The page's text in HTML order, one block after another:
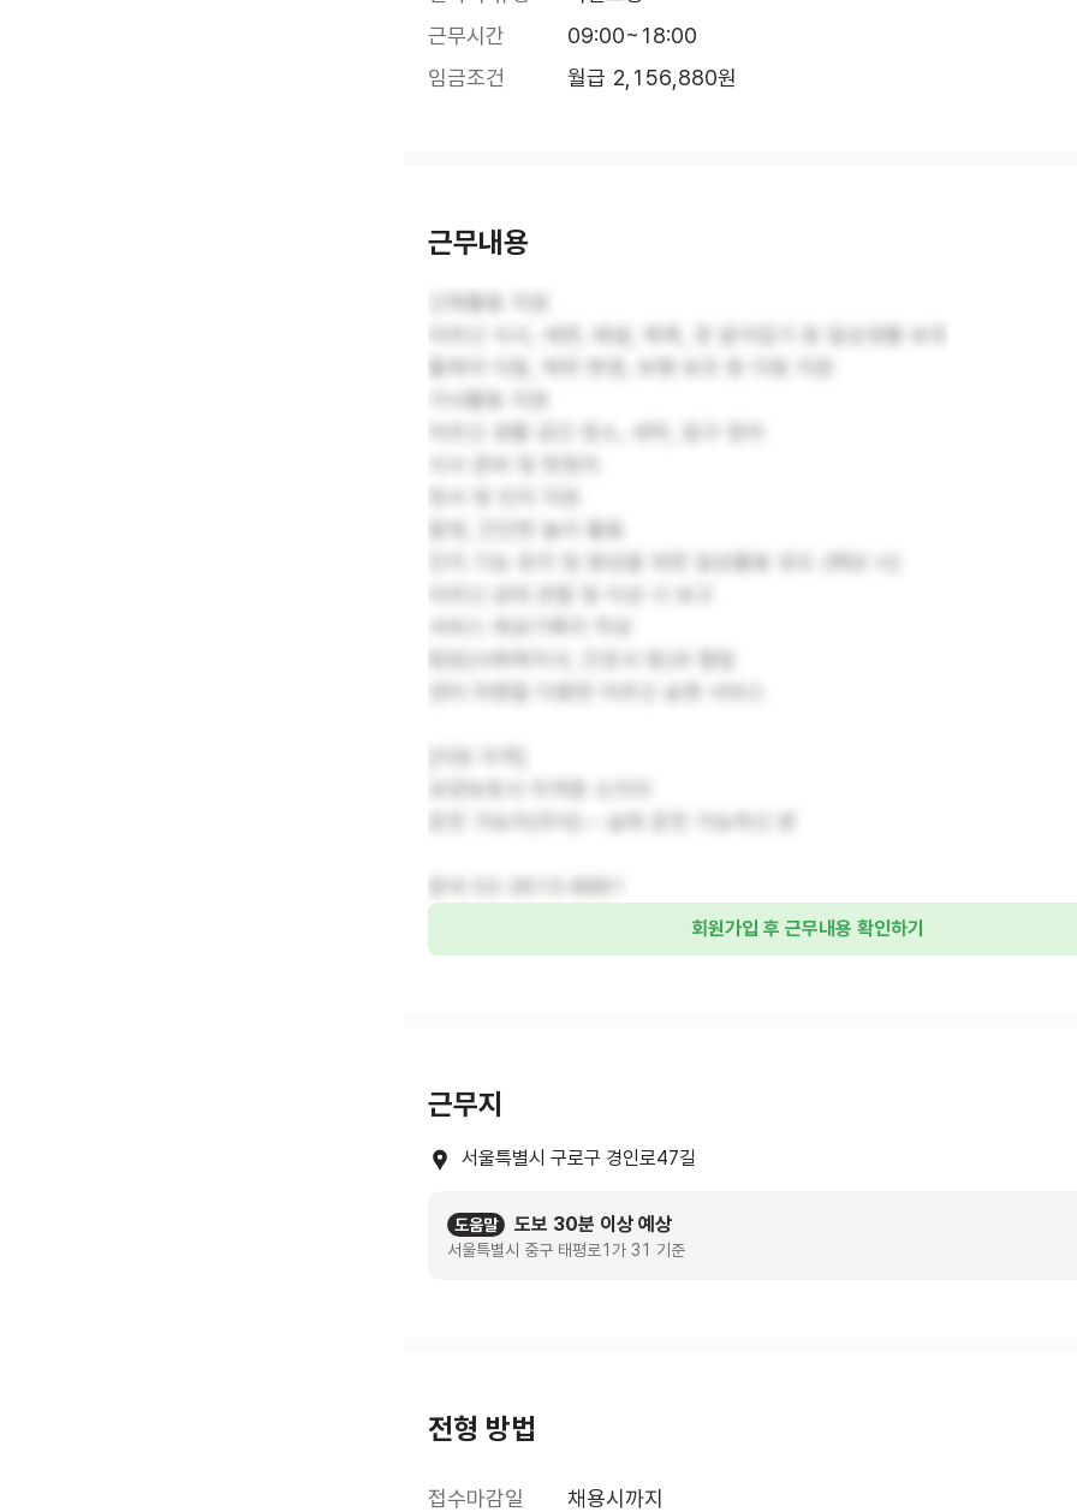
근무시간
09:00~18:00
임금조건
월급 2,156,880원
근무내용
말벗, 간단한 놀이 활동
운전 가능자(우대) – 실제 운전 가능하신 분
회원가입 후 근무내용 확인하기
근무지
서울특별시 구로구 경인로47길
도움말 도보 30분 이상 예상
서울특별시 중구 태평로1가 31 기준
전형 방법
접수마감일
채용시까지